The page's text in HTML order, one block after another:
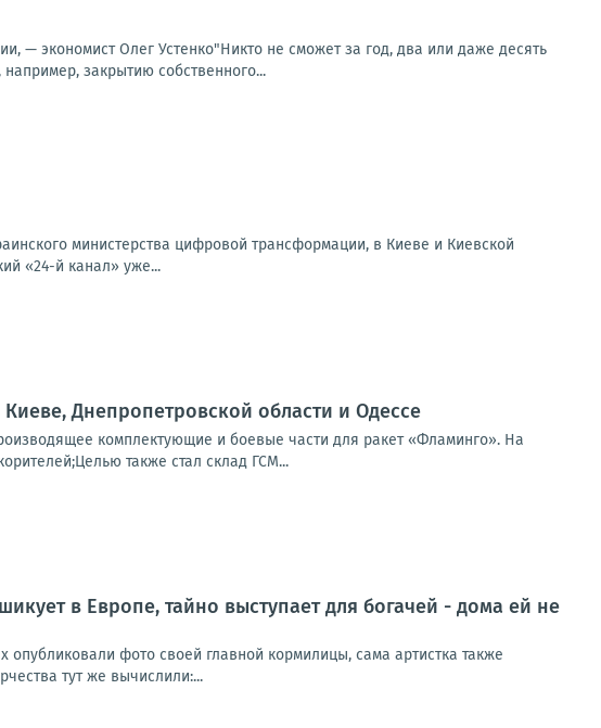
— экономист Олег Устенко"Никто не сможет за год, два или даже десять
закрытию собственного...
министерства цифровой трансформации, в Киеве и Киевской
«24-й канал» уже...
Днепропетровской области и Одессе
комплектующие и боевые части для ракет «Фламинго». На
также стал склад ГСМ...
в Европе, тайно выступает для богачей - дома ей не
опубликовали фото своей главной кормилицы, сама артистка также
тут же вычислили:...